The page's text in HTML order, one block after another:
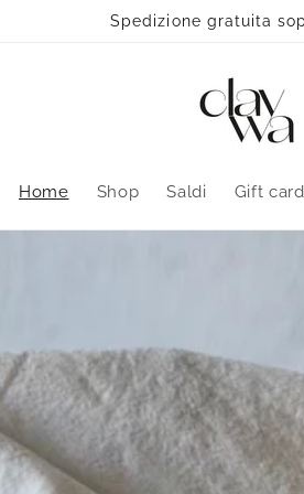
Spedizione gratuita
Home Shop Saldi Gift card